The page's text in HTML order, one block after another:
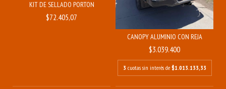
KIT DE SELLADO PORTON
$72.405,07
CANOPY ALUMINIO CON REJA
$3.039.400
3 cuotas sin interés de $1.013.133,33